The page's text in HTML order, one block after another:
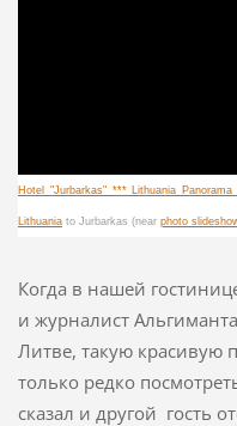
Hotel "Jurbarkas" *** Lithuania
Lithuaniato Jurbarkas (near photo
Когда в нашей
и журналист
Литве, такую красивую
только редко
сказал и другой гость